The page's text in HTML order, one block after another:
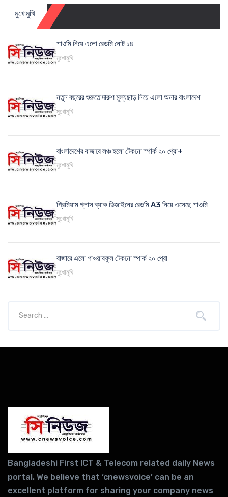
মুখোমুখি
শাওমি নিয়ে এলো রেডমি নোট ১৪
মুখোমুখি
নতুন বছরের শুরুতে দারুণ মূল্যছাড় নিয়ে এলো অনার বাংলাদেশ
মুখোমুখি
বাংলাদেশের বাজারে লঞ্চ হলো টেকনো স্পার্ক ২০ প্রো+
মুখোমুখি
প্রিমিয়াম গ্লাস ব্যাক ডিজাইনের রেডমি A3 নিয়ে এসেছে শাওমি
মুখোমুখি
বাজারে এলো পাওয়ারফুল টেকনো স্পার্ক ২০ প্রো
মুখোমুখি
Bangladeshi First ICT & Telecom related daily News
portal. We believe that ‘cnewsvoice’ can be an
excellent platform for sharing your company news